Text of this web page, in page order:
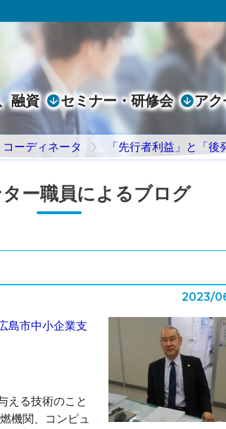
融資 セミナー・研修会 アク
コーディネータ 「先行者利益」と「後
ー職員によるブログ
2023/
島市中小企業支
える技術のこと
機関、コンピュ